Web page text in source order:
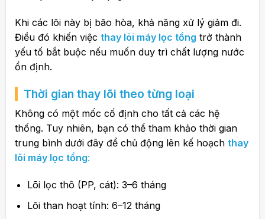
Khi các lõi này bị bão hòa, khả năng xử lý giảm đi.
Điều đó khiến việc thay lõi máy lọc tổng trở thành
yếu tố bắt buộc nếu muốn duy trì chất lượng nước
ổn định.
Thời gian thay lõi theo từng loại
Không có một mốc cố định cho tất cả các hệ
thống. Tuy nhiên, bạn có thể tham khảo thời gian
trung bình dưới đây để chủ động lên kế hoạch thay
lõi máy lọc tổng:
Lõi lọc thô (PP, cát): 3–6 tháng
Lõi than hoạt tính: 6–12 tháng